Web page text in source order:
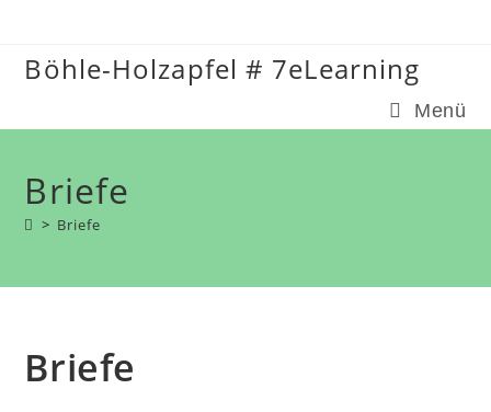
springen
Böhle-Holzapfel # 7eLearning
Menü
Briefe
> Briefe
Briefe